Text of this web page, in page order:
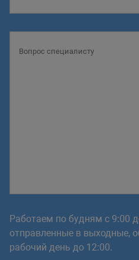
Работаем по будням с 9:00
отправленные в выходные,
рабочий день до 12:00.